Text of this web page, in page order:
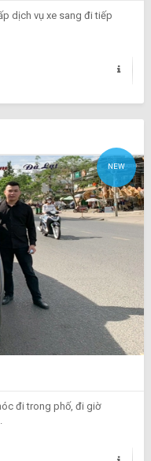
dịch vụ xe sang đi tiếp
NEW
đi trong phố, đi giờ